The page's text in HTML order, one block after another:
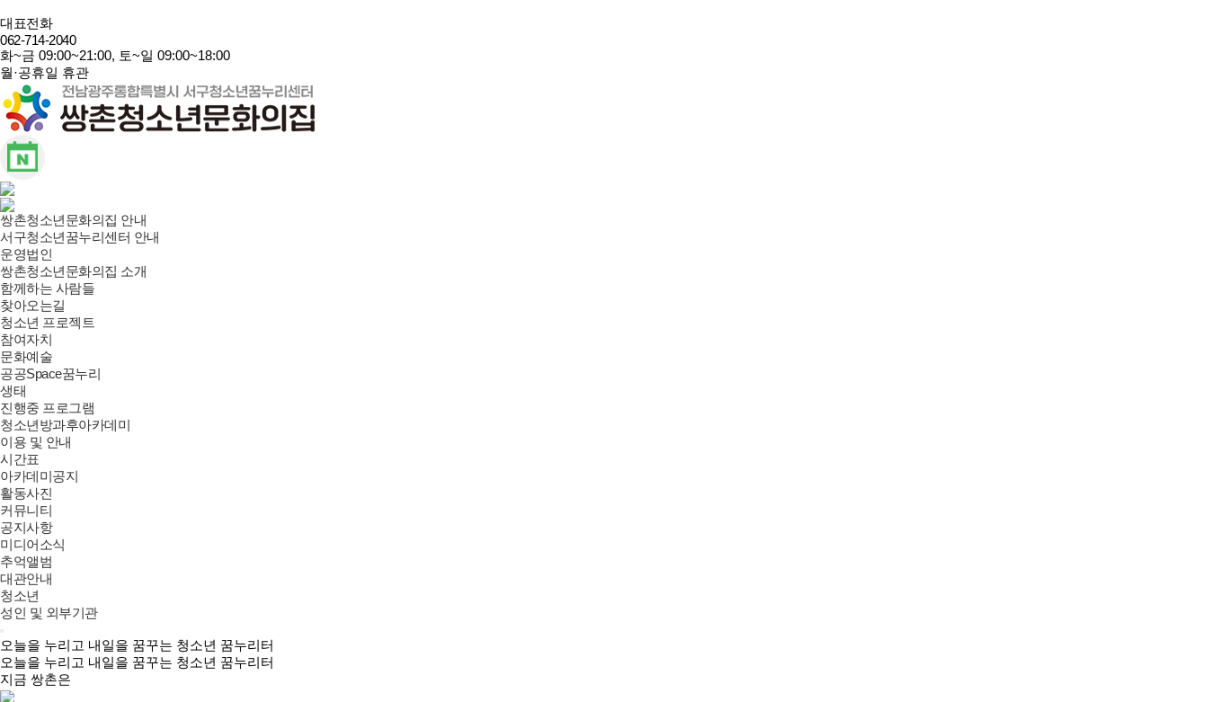
대표전화
062-714-2040
화~금 09:00~21:00, 토~일 09:00~18:00
월·공휴일 휴관
쌍촌청소년문화의집 안내
서구청소년꿈누리센터 안내
운영법인
쌍촌청소년문화의집 소개
함께하는 사람들
찾아오는길
청소년 프로젝트
참여자치
문화예술
공공Space꿈누리
생태
진행중 프로그램
청소년방과후아카데미
이용 및 안내
시간표
아카데미공지
활동사진
커뮤니티
공지사항
미디어소식
추억앨범
대관안내
청소년
성인 및 외부기관
오늘을 누리고 내일을 꿈꾸는 청소년 꿈누리터
오늘을 누리고 내일을 꿈꾸는 청소년 꿈누리터
지금 쌍촌은